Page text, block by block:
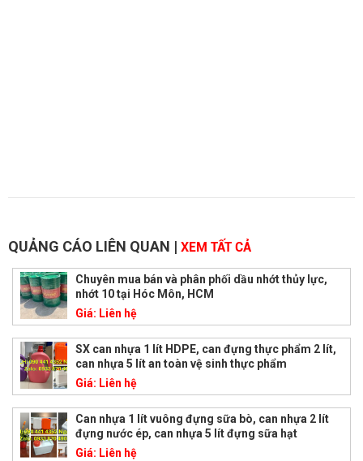
QUẢNG CÁO LIÊN QUAN | XEM TẤT CẢ
Chuyên mua bán và phân phối dầu nhớt thủy lực,
nhớt 10 tại Hóc Môn, HCM
Giá: Liên hệ
SX can nhựa 1 lít HDPE, can đựng thực phẩm 2 lít,
can nhựa 5 lít an toàn vệ sinh thực phẩm
Giá: Liên hệ
Can nhựa 1 lít vuông đựng sữa bò, can nhựa 2 lít
đựng nước ép, can nhựa 5 lít đựng sữa hạt
Giá: Liên hệ